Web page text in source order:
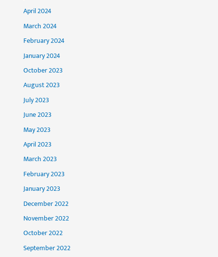
April 2024
March 2024
February 2024
January 2024
October 2023
August 2023
July 2023
June 2023
May 2023
April 2023
March 2023
February 2023
January 2023
December 2022
November 2022
October 2022
September 2022